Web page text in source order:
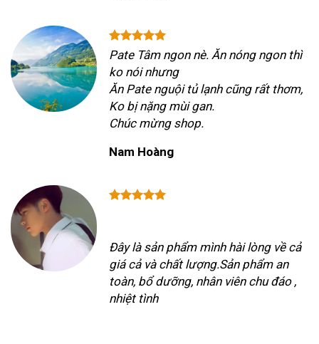
Pate Tâm ngon nè. Ăn nóng ngon thì
ko nói nhưng
Ăn Pate nguội tủ lạnh cũng rất thơm,
Ko bị nặng mùi gan.
Chúc mừng shop.
Nam Hoàng
Đây là sản phẩm mình hài lòng về cả
giá cả và chất lượng.Sản phẩm an
toàn, bổ dưỡng, nhân viên chu đáo ,
nhiệt tình